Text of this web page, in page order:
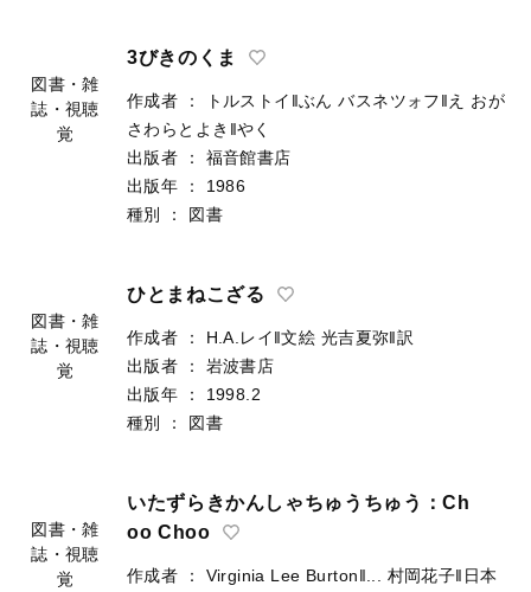
図書・雑
誌・視聴
覚
3びきのくま
作成者 ： トルストイ‖ぶん バスネツォフ‖え
おが
さわらとよき‖やく
出版者
：
福音館書店
出版年
：
1986
種別
： 図書
図書・雑
誌・視聴
覚
ひとまねこざる
作成者 ： H.A.レイ‖文絵 光吉夏弥‖訳
出版者
：
岩波書店
出版年
：
1998.2
種別
： 図書
図書・雑
誌・視聴
覚
いたずらきかんしゃちゅうちゅう：Ch
oo Choo
作成者 ： Virginia Lee Burton‖...
村岡花子‖日本